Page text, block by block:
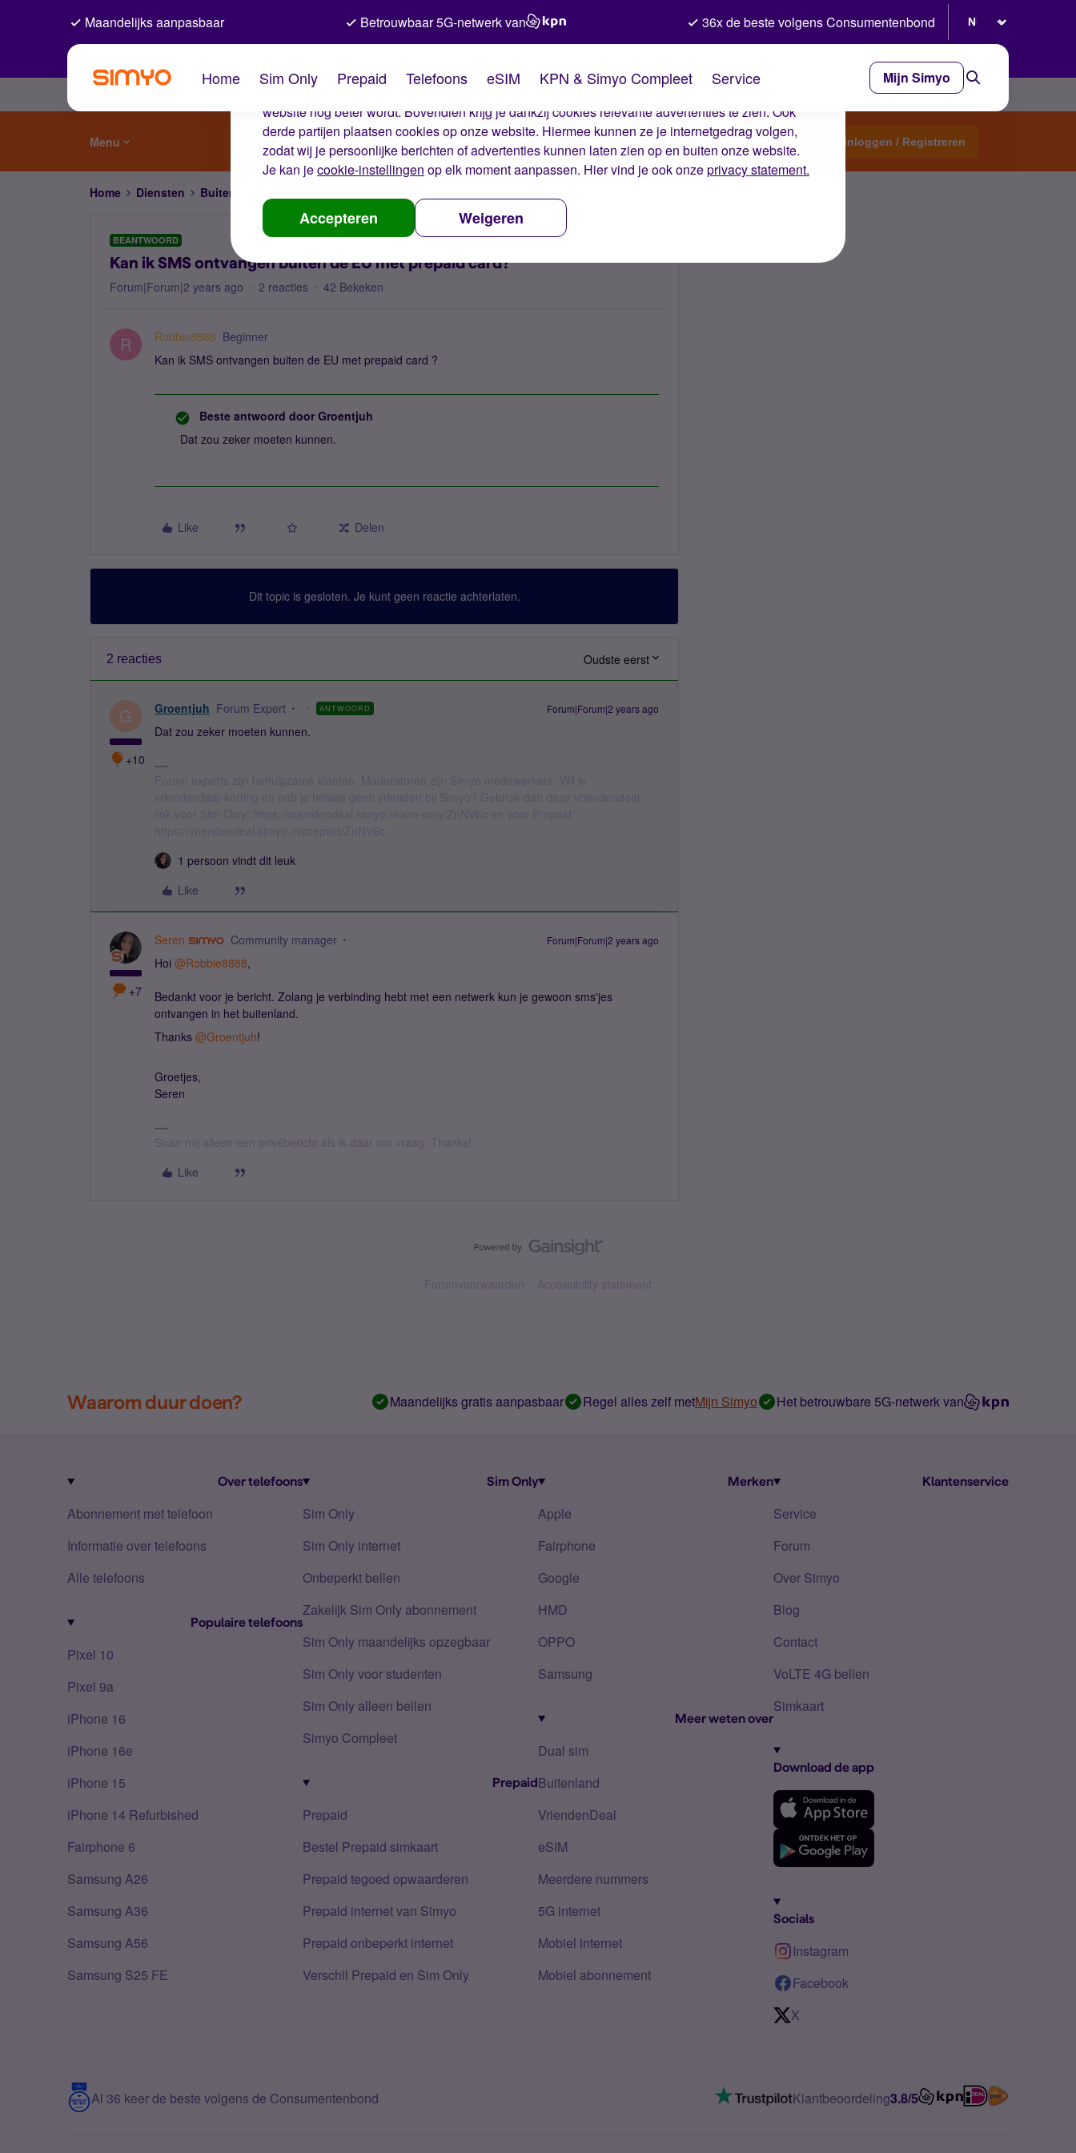
De cookies van Simyo
Wij gebruiken cookies op onze website. Met deze cookies zorgen wij ervoor dat je ervaring op de
website nog beter wordt. Bovendien krijg je dankzij cookies relevante advertenties te zien. Ook
derde partijen plaatsen cookies op onze website. Hiermee kunnen ze je internetgedrag volgen,
zodat wij je persoonlijke berichten of advertenties kunnen laten zien op en buiten onze website.
Je kan jecookie-instellingen op elk moment aanpassen. Hier vind je ook onzeprivacy statement.
Accepteren Weigeren
Maandelijks aanpasbaar Betrouwbaar 5G-netwerk van 36x de beste volgens Consumentenbond
Home Sim Only Prepaid Telefoons eSIM KPN & Simyo Compleet Service Mijn Simyo
Menu Start een topic Inloggen / Registreren
Home Diensten Buitenland
BEANTWOORD
Kan ik SMS ontvangen buiten de EU met prepaid card?
Forum|Forum|2 years ago 2 reacties 42 Bekeken
R Robbie8888 Beginner
Kan ik SMS ontvangen buiten de EU met prepaid card ?
Beste antwoord door Groentjuh
Dat zou zeker moeten kunnen.
Like Delen
Dit topic is gesloten. Je kunt geen reactie achterlaten.
2 reacties Oudste eerst
G
+10
Groentjuh Forum Expert ANTWOORD Forum|Forum|2 years ago
Dat zou zeker moeten kunnen.
1 persoon vindt dit leuk
Like
+7
Seren Community manager Forum|Forum|2 years ago
Hoi @Robbie8888,
Bedankt voor je bericht. Zolang je verbinding hebt met een netwerk kun je gewoon sms'jes
ontvangen in het buitenland.
Thanks @Groentjuh!
Groetjes,
Seren
Stuur mij alleen een privébericht als ik daar om vraag. Thanks!
Like
Forumvoorwaarden Accessibility statement
Waarom duur doen? Maandelijks gratis aanpasbaar Regel alles zelf metMijn Simyo Het betrouwbare 5G-netwerk van
Over telefoons
Abonnement met telefoon
Informatie over telefoons
Alle telefoons
Populaire telefoons
Pixel 10
Pixel 9a
iPhone 16
iPhone 16e
iPhone 15
iPhone 14 Refurbished
Fairphone 6
Samsung A26
Samsung A36
Samsung A56
Samsung S25 FE
Sim Only
Sim Only
Sim Only internet
Onbeperkt bellen
Zakelijk Sim Only abonnement
Sim Only maandelijks opzegbaar
Sim Only voor studenten
Sim Only alleen bellen
Simyo Compleet
Prepaid
Prepaid
Bestel Prepaid simkaart
Prepaid tegoed opwaarderen
Prepaid internet van Simyo
Prepaid onbeperkt internet
Verschil Prepaid en Sim Only
Merken
Apple
Fairphone
Google
HMD
OPPO
Samsung
Meer weten over
Dual sim
Buitenland
VriendenDeal
eSIM
Meerdere nummers
5G internet
Mobiel internet
Mobiel abonnement
Klantenservice
Service
Forum
Over Simyo
Blog
Contact
VoLTE 4G bellen
Simkaart
Download de app
Socials
Instagram
Facebook
X
Al 36 keer de beste volgens de Consumentenbond Klantbeoordeling3.8/5